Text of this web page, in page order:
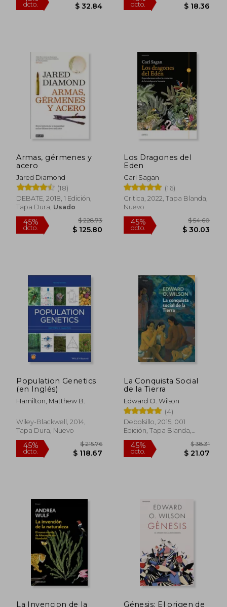
45%
dcto. $ 29.20
45%
dcto. $ 32.84
45%
dcto.
Armas, gérmenes y
acero
Jared Diamond
(18)
DEBATE, 2018, 1 Edición,
Tapa Dura, Usado
45% $ 228.73
Los Dragones del
Eden
Carl Sagan
(16)
Critica, 2022, Tapa Blanda,
Nuevo
45%
Population Genetics
(en Inglés)
Hamilton, Matthew B.
Wiley-Blackwell, 2014,
Tapa Dura, Nuevo
La Conquista Social
de la Tierra
Edward O. Wilson
(4)
Debolsillo, 2015, 001
Edición, Tapa Blanda,
Nuevo
La Invencion de la Génesis: El origen de